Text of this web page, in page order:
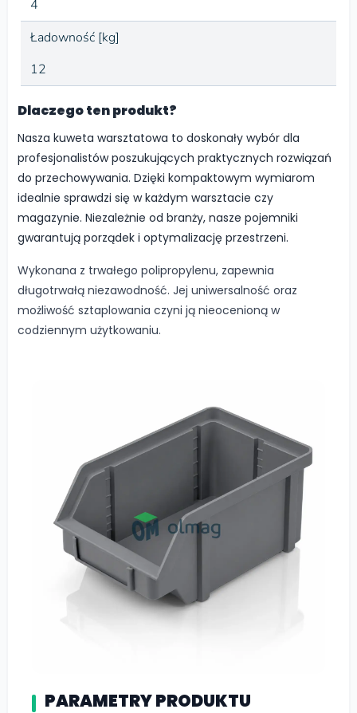
4
Ładowność [kg]
12
Dlaczego ten produkt?
Nasza kuweta warsztatowa to doskonały wybór dla
profesjonalistów poszukujących praktycznych rozwiązań
do przechowywania. Dzięki kompaktowym wymiarom
idealnie sprawdzi się w każdym warsztacie czy
magazynie. Niezależnie od branży, nasze pojemniki
gwarantują porządek i optymalizację przestrzeni.
Wykonana z trwałego polipropylenu, zapewnia
długotrwałą niezawodność. Jej uniwersalność oraz
możliwość sztaplowania czyni ją nieocenioną w
codziennym użytkowaniu.
PARAMETRY PRODUKTU